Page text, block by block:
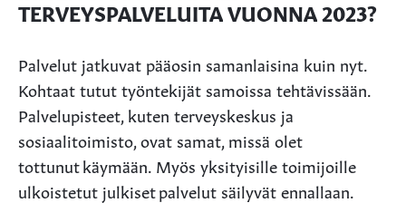
TERVEYSPALVELUITA VUONNA 2023?
Palvelut jatkuvat pääosin samanlaisina kuin nyt.
Kohtaat tutut työntekijät samoissa tehtävissään.
Palvelupisteet, kuten terveyskeskus ja
sosiaalitoimisto, ovat samat, missä olet
tottunut käymään. Myös yksityisille toimijoille
ulkoistetut julkiset palvelut säilyvät ennallaan.